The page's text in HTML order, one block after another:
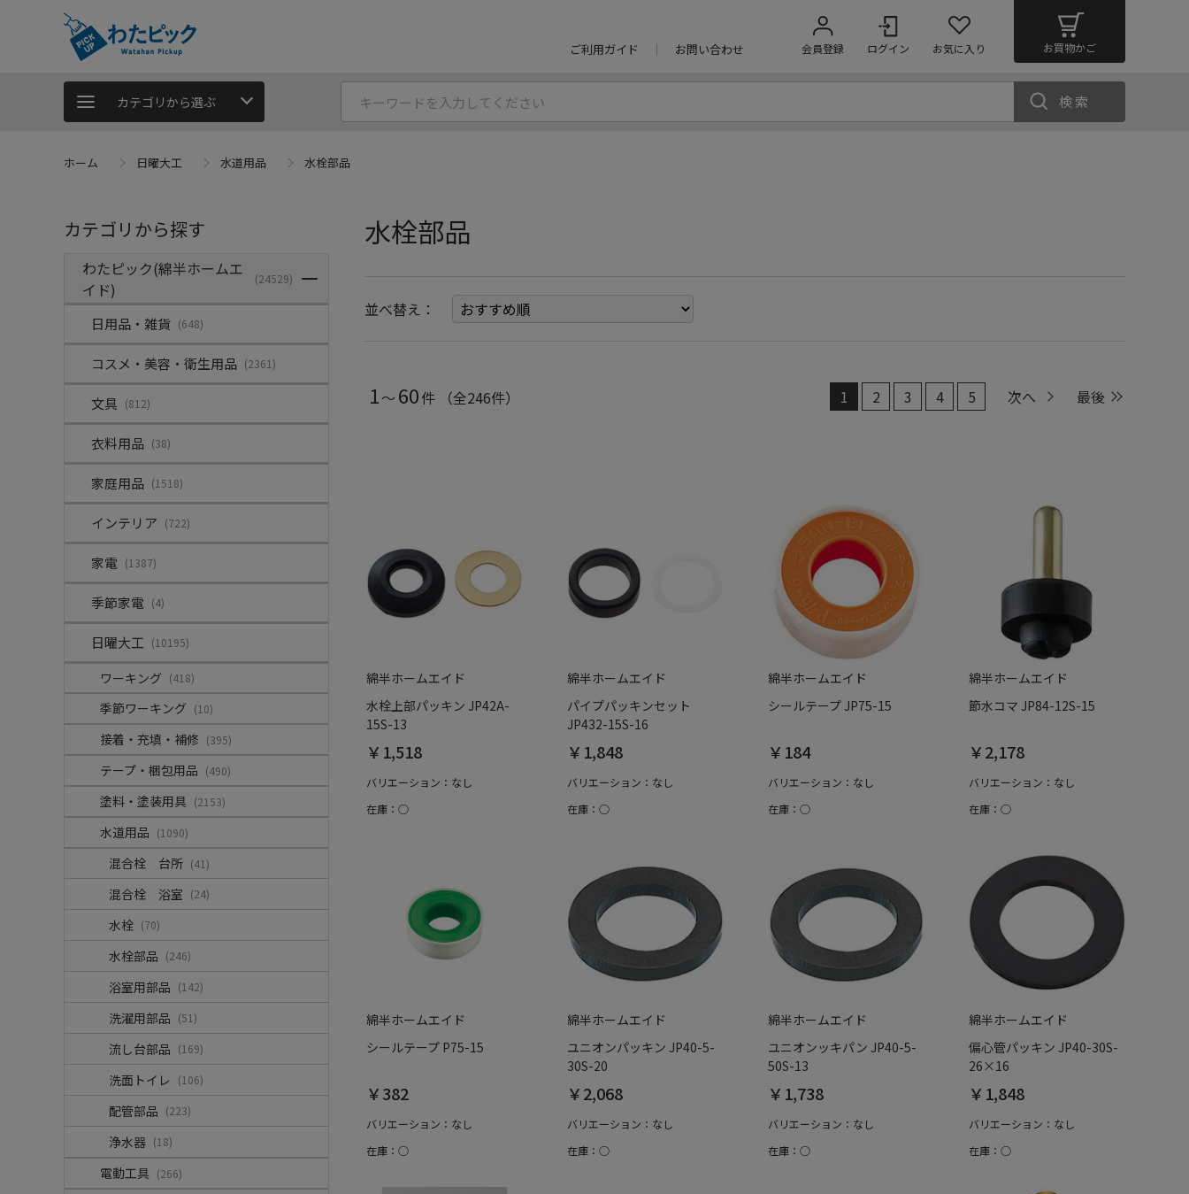
ご利用ガイド お問い合わせ 会員登録 ログイン お気に入り お買物かご
カテゴリから選ぶ 検索
ホーム 日曜大工 水道用品 水栓部品
カテゴリから探す
わたピック(綿半ホームエ
イド)
(24529)
日用品・雑貨 (648)
コスメ・美容・衛生用品 (2361)
文具 (812)
衣料用品 (38)
家庭用品 (1518)
インテリア (722)
家電 (1387)
季節家電 (4)
日曜大工 (10195)
ワーキング (418)
季節ワーキング (10)
接着・充填・補修 (395)
テープ・梱包用品 (490)
塗料・塗装用具 (2153)
水道用品 (1090)
混合栓 台所 (41)
混合栓 浴室 (24)
水栓 (70)
水栓部品 (246)
浴室用部品 (142)
洗濯用部品 (51)
流し台部品 (169)
洗面トイレ (106)
配管部品 (223)
浄水器 (18)
電動工具 (266)
水栓部品
並べ替え：
1～ 60件 （全246件） 1 2 3 4 5 次へ 最後
綿半ホームエイド
水栓上部パッキン JP42A-
15S-13
￥1,518
バリエーション：なし
在庫：○
綿半ホームエイド
パイプパッキンセット
JP432-15S-16
￥1,848
バリエーション：なし
在庫：○
綿半ホームエイド
シールテープ JP75-15
￥184
バリエーション：なし
在庫：○
綿半ホームエイド
節水コマ JP84-12S-15
￥2,178
バリエーション：なし
在庫：○
綿半ホームエイド
シールテープ P75-15
￥382
バリエーション：なし
在庫：○
綿半ホームエイド
ユニオンパッキン JP40-5-
30S-20
￥2,068
バリエーション：なし
在庫：○
綿半ホームエイド
ユニオンッキパン JP40-5-
50S-13
￥1,738
バリエーション：なし
在庫：○
綿半ホームエイド
偏心管パッキン JP40-30S-
26×16
￥1,848
バリエーション：なし
在庫：○